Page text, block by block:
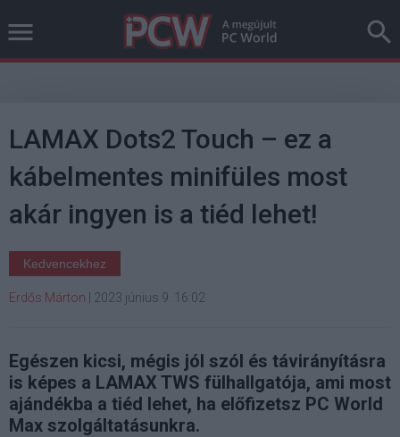
LAMAX Dots2 Touch – ez a
kábelmentes minifüles most
akár ingyen is a tiéd lehet!
Kedvencekhez
Erdős Márton 2023 június 9. 16:02
Egészen kicsi, mégis jól szól és távirányításra
is képes a LAMAX TWS fülhallgatója, ami most
ajándékba a tiéd lehet, ha előfizetsz PC World
Max szolgáltatásunkra.